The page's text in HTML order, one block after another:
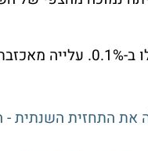
המכירות הקמעונאיות בבריטניה